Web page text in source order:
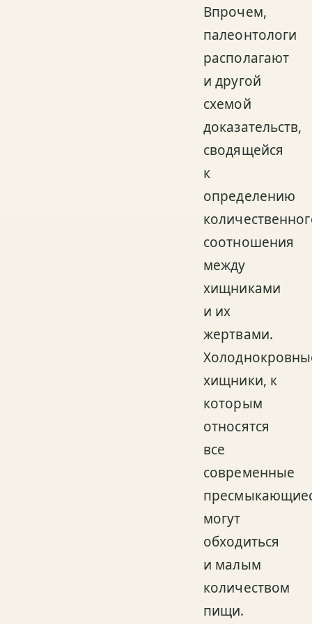
Впрочем,
палеонтологи
располагают
и другой
схемой
доказательств,
сводящейся
к
определению
соотношения
между
хищниками
и их
жертвами.
хищники, к
которым
относятся
все
современные
могут
обходиться
и малым
количеством
пищи.